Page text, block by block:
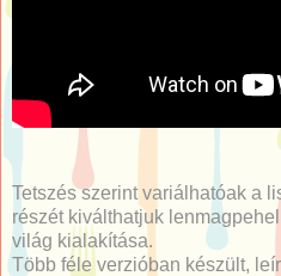
Tetszés szerint variálhatóak a
részét kiválthatjuk
világ kialakítása.
Több féle verzióban készült,